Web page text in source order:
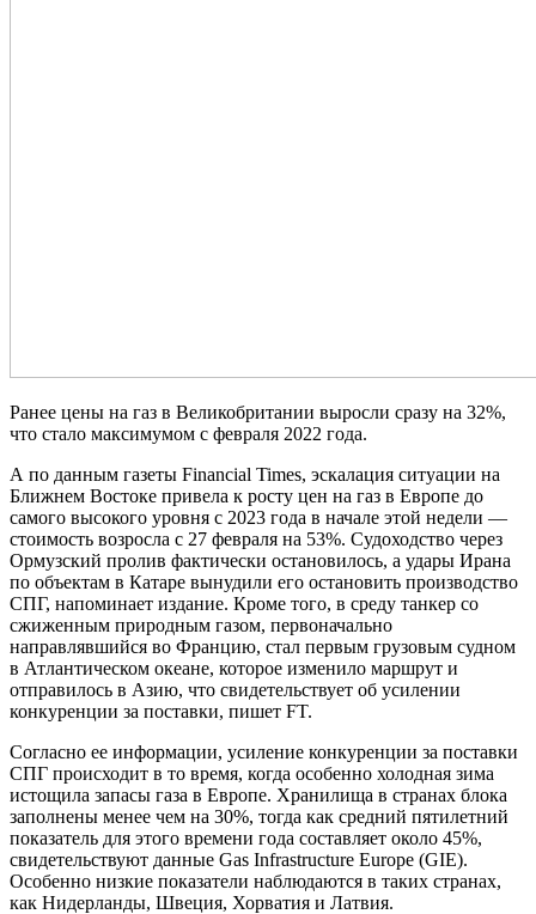
Ранее цены на газ в Великобритании выросли сразу на 32%,
что стало максимумом с февраля 2022 года.
А по данным газеты Financial Times, эскалация ситуации на
Ближнем Востоке привела к росту цен на газ в Европе до
самого высокого уровня с 2023 года в начале этой недели —
стоимость возросла с 27 февраля на 53%. Судоходство через
Ормузский пролив фактически остановилось, а удары Ирана
по объектам в Катаре вынудили его остановить производство
СПГ, напоминает издание. Кроме того, в среду танкер со
сжиженным природным газом, первоначально
направлявшийся во Францию, стал первым грузовым судном
в Атлантическом океане, которое изменило маршрут и
отправилось в Азию, что свидетельствует об усилении
конкуренции за поставки, пишет FT.
Согласно ее информации, усиление конкуренции за поставки
СПГ происходит в то время, когда особенно холодная зима
истощила запасы газа в Европе. Хранилища в странах блока
заполнены менее чем на 30%, тогда как средний пятилетний
показатель для этого времени года составляет около 45%,
свидетельствуют данные Gas Infrastructure Europe (GIE).
Особенно низкие показатели наблюдаются в таких странах,
как Нидерланды, Швеция, Хорватия и Латвия.